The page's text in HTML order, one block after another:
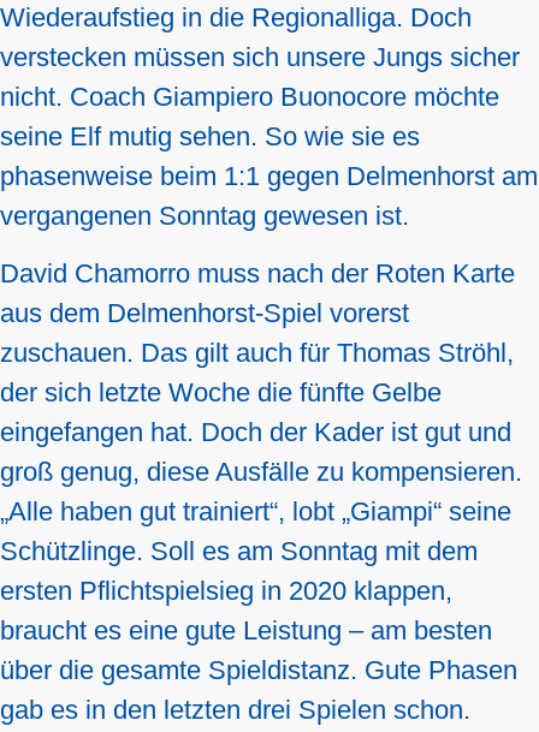
Wiederaufstieg in die Regionalliga. Doch
verstecken müssen sich unsere Jungs sicher
nicht. Coach Giampiero Buonocore möchte
seine Elf mutig sehen. So wie sie es
phasenweise beim 1:1 gegen Delmenhorst am
vergangenen Sonntag gewesen ist.
David Chamorro muss nach der Roten Karte
aus dem Delmenhorst-Spiel vorerst
zuschauen. Das gilt auch für Thomas Ströhl,
der sich letzte Woche die fünfte Gelbe
eingefangen hat. Doch der Kader ist gut und
groß genug, diese Ausfälle zu kompensieren.
„Alle haben gut trainiert“, lobt „Giampi“ seine
Schützlinge. Soll es am Sonntag mit dem
ersten Pflichtspielsieg in 2020 klappen,
braucht es eine gute Leistung – am besten
über die gesamte Spieldistanz. Gute Phasen
gab es in den letzten drei Spielen schon.